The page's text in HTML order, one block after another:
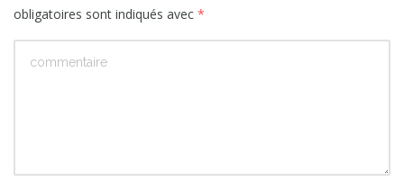
obligatoires sont indiqués avec *